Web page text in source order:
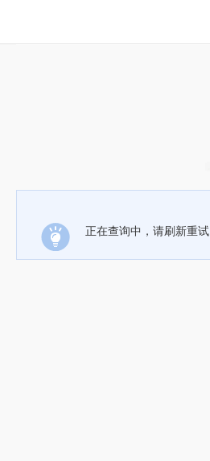
正在查询中，请刷新重试